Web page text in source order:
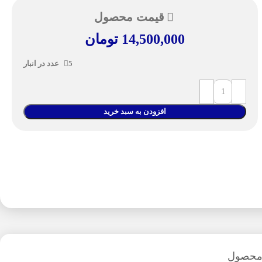
قیمت محصول
14,500,000 تومان
5 عدد در انبار
افزودن به سبد خرید
محصول